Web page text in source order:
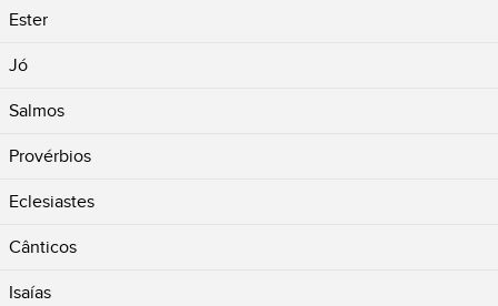
Ester
Jó
Salmos
Provérbios
Eclesiastes
Cânticos
Isaías